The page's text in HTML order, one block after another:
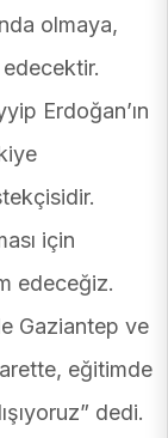
olmaya,
Erdoğan’ın
için
edeceğiz.
Gaziantep ve
eğitimde
dedi.